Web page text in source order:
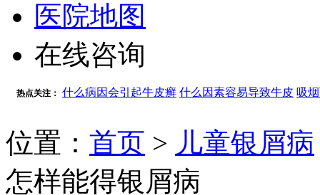
医院地图
在线咨询
热点关注： 什么病因会引起牛皮癣 什么因素容易导致牛皮 吸
位置： 首页 > 儿童银屑病
怎样能得银屑病